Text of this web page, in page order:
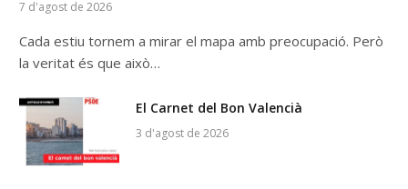
7 d'agost de 2026
Cada estiu tornem a mirar el mapa amb preocupació. Però
la veritat és que això…
El Carnet del Bon Valencià
3 d'agost de 2026